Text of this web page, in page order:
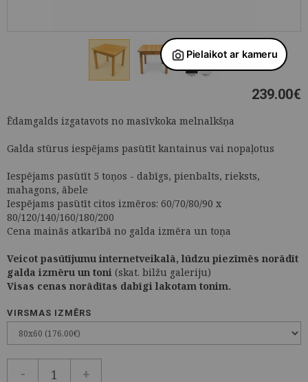
239.00€
Ēdamgalds izgatavots no masīvkoka melnalkšņa
Galda stūrus iespējams pasūtīt kantainus vai nopaļotus
Iespējams pasūtīt 5 toņos - dabīgs, pienbalts, rieksts,
mahagons, ābele
Iespējams pasūtīt citos izmēros: 60/70/80/90 x
80/120/140/160/180/200
Cena mainās atkarībā no galda izmēra un toņa
Veicot pasūtījumu internetveikalā, lūdzu piezīmēs norādīt
galda izmēru un toni (skat. bilžu galeriju)
Visas cenas norādītas dabīgi lakotam tonim.
VIRSMAS IZMĒRS
- +